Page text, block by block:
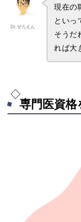
Dr.ぜろえん
現在の
といっ
そうだ
れば大
専門医資